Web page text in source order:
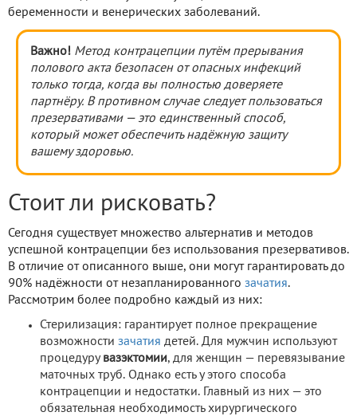
беременности и венерических заболеваний.
Важно! Метод контрацепции путём прерывания
полового акта безопасен от опасных инфекций
только тогда, когда вы полностью доверяете
партнёру. В противном случае следует пользоваться
презервативами — это единственный способ,
который может обеспечить надёжную защиту
вашему здоровью.
Стоит ли рисковать?
Сегодня существует множество альтернатив и методов
успешной контрацепции без использования презервативов.
В отличие от описанного выше, они могут гарантировать до
90% надёжности от незапланированного зачатия.
Рассмотрим более подробно каждый из них:
Стерилизация: гарантирует полное прекращение
возможности зачатия детей. Для мужчин используют
процедуру вазэктомии, для женщин — перевязывание
маточных труб. Однако есть у этого способа
контрацепции и недостатки. Главный из них — это
обязательная необходимость хирургического